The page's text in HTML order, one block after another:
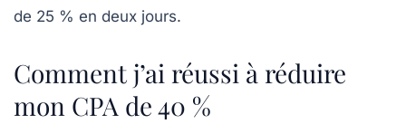
de 25 % en deux jours.
Comment j’ai réussi à réduire
mon CPA de 40 %